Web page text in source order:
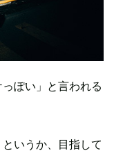
ぽい」と言われる
いうか、目指して